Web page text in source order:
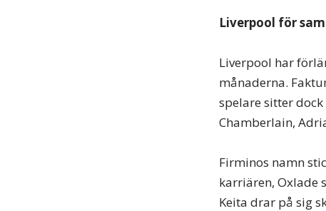
Liverpool för
Liverpool har
månaderna.
spelare sitter
Chamberlain,
Firminos namn
karriären, Oxlade
Keita drar på sig